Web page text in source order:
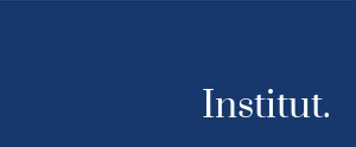
Institut.